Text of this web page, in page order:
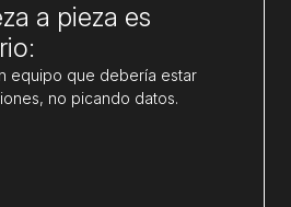
a pieza es
equipo que debería estar
no picando datos.